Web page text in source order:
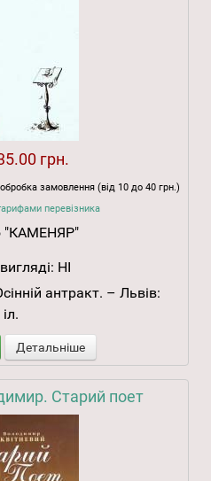
грн.
замовлення (від 10 до 40 грн.)
перевізника
"КАМЕНЯР"
НІ
антракт. – Львів:
Детальніше
Старий поет